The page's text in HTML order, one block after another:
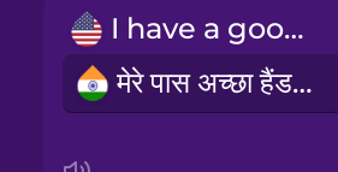
I have a good hand.
मेरे पास अच्छा हैंड है।